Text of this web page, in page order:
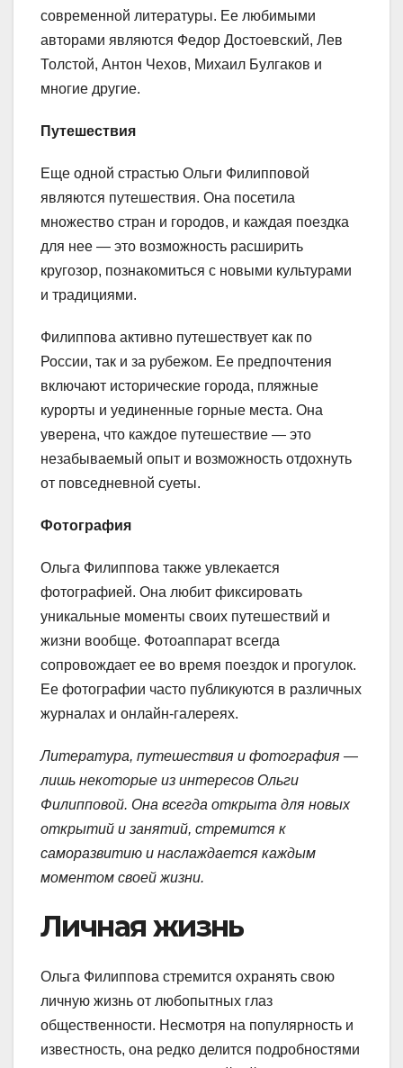
современной литературы. Ее любимыми
авторами являются Федор Достоевский, Лев
Толстой, Антон Чехов, Михаил Булгаков и
многие другие.
Путешествия
Еще одной страстью Ольги Филипповой
являются путешествия. Она посетила
множество стран и городов, и каждая поездка
для нее — это возможность расширить
кругозор, познакомиться с новыми культурами
и традициями.
Филиппова активно путешествует как по
России, так и за рубежом. Ее предпочтения
включают исторические города, пляжные
курорты и уединенные горные места. Она
уверена, что каждое путешествие — это
незабываемый опыт и возможность отдохнуть
от повседневной суеты.
Фотография
Ольга Филиппова также увлекается
фотографией. Она любит фиксировать
уникальные моменты своих путешествий и
жизни вообще. Фотоаппарат всегда
сопровождает ее во время поездок и прогулок.
Ее фотографии часто публикуются в различных
журналах и онлайн-галереях.
Литература, путешествия и фотография —
лишь некоторые из интересов Ольги
Филипповой. Она всегда открыта для новых
открытий и занятий, стремится к
саморазвитию и наслаждается каждым
моментом своей жизни.
Личная жизнь
Ольга Филиппова стремится охранять свою
личную жизнь от любопытных глаз
общественности. Несмотря на популярность и
известность, она редко делится подробностями